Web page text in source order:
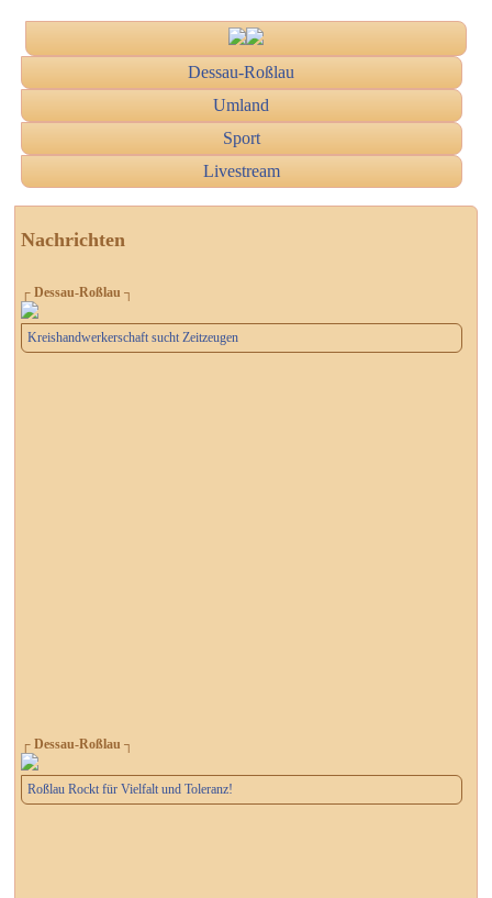
Dessau-Roßlau
Umland
Sport
Livestream
Nachrichten
┌ Dessau-Roßlau ┐
Kreishandwerkerschaft sucht Zeitzeugen
┌ Dessau-Roßlau ┐
Roßlau Rockt für Vielfalt und Toleranz!